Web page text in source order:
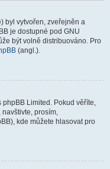
byl vytvořen, zveřejněn a
je dostupné pod GNU
být volně distribuováno. Pro
(angl.).
Limited. Pokud věříte,
prosím,
kde můžete hlasovat pro